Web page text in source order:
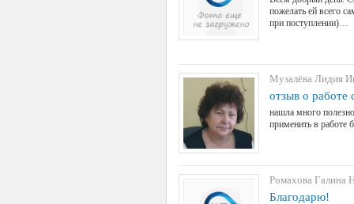
пожелать ей всего
при поступлении)…
Музалёва Лидия
отзыв о работе
нашла много
применить в работе
Ромахова Галина
Благодарю!